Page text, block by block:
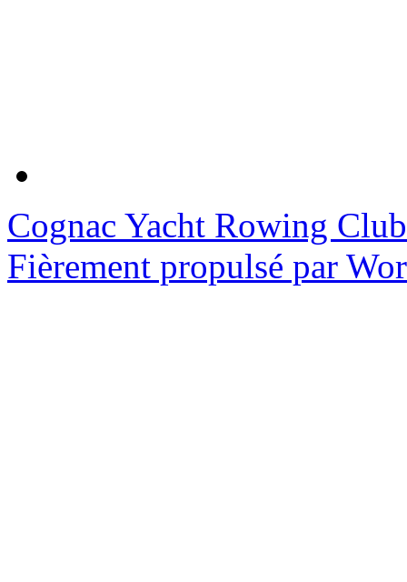
Cognac Yacht Rowing Club
Fièrement propulsé par